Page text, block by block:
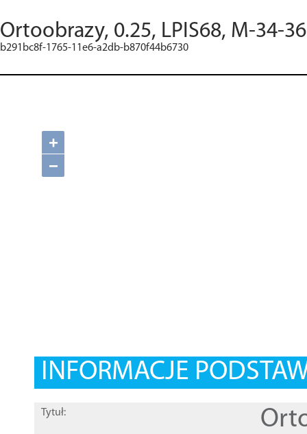
Ortoobrazy, 0.25, LPIS68, M-34-
b291bc8f-1765-11e6-a2db-b870f44b6730
+
−
INFORMACJE
Tytuł: